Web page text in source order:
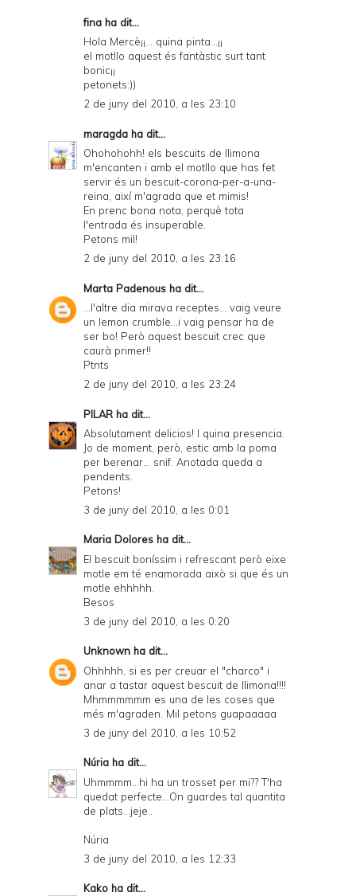
fina ha dit...
Hola Mercè¡¡... quina pinta...¡¡
el motllo aquest és fantàstic surt tant
bonic¡¡
petonets:))
2 de juny del 2010, a les 23:10
maragda ha dit...
Ohohohohh! els bescuits de llimona
m'encanten i amb el motllo que has fet
servir és un bescuit-corona-per-a-una-
reina, així m'agrada que et mimis!
En prenc bona nota, perquè tota
l'entrada és insuperable.
Petons mil!
2 de juny del 2010, a les 23:16
Marta Padenous ha dit...
...l'altre dia mirava receptes... vaig veure
un lemon crumble...i vaig pensar ha de
ser bo! Però aquest bescuit crec que
caurà primer!!
Ptnts
2 de juny del 2010, a les 23:24
PILAR ha dit...
Absolutament delicios! I quina presencia.
Jo de moment, però, estic amb la poma
per berenar... snif. Anotada queda a
pendents.
Petons!
3 de juny del 2010, a les 0:01
Maria Dolores ha dit...
El bescuit boníssim i refrescant però eixe
motle em té enamorada això si que és un
motle ehhhhh.
Besos
3 de juny del 2010, a les 0:20
Unknown ha dit...
Ohhhhh, si es per creuar el "charco" i
anar a tastar aquest bescuit de llimona!!!!
Mhmmmmmm es una de les coses que
més m'agraden. Mil petons guapaaaaa
3 de juny del 2010, a les 10:52
Núria ha dit...
Uhmmmm...hi ha un trosset per mi?? T'ha
quedat perfecte...On guardes tal quantita
de plats...jeje..
Núria
3 de juny del 2010, a les 12:33
Kako ha dit...